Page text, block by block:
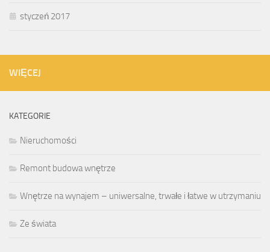
styczeń 2017
WIĘCEJ
KATEGORIE
Nieruchomości
Remont budowa wnętrze
Wnętrze na wynajem – uniwersalne, trwałe i łatwe w utrzymaniu
Ze świata